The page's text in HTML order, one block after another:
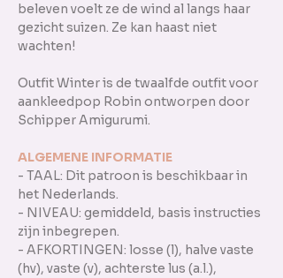
beleven voelt ze de wind al langs haar
gezicht suizen. Ze kan haast niet
wachten!
Outfit Winter is de twaalfde outfit voor
aankleedpop Robin ontworpen door
Schipper Amigurumi.
ALGEMENE INFORMATIE
- TAAL: Dit patroon is beschikbaar in
het Nederlands.
- NIVEAU: gemiddeld, basis instructies
zijn inbegrepen.
- AFKORTINGEN: losse (l), halve vaste
(hv), vaste (v), achterste lus (a.l.),